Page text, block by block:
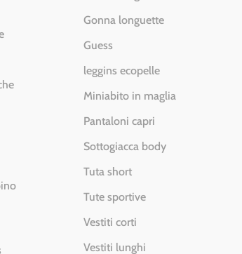
Gonna longuette
Guess
leggins ecopelle
Miniabito in maglia
Pantaloni capri
Sottogiacca body
Tuta short
Tute sportive
Vestiti corti
Vestiti lunghi